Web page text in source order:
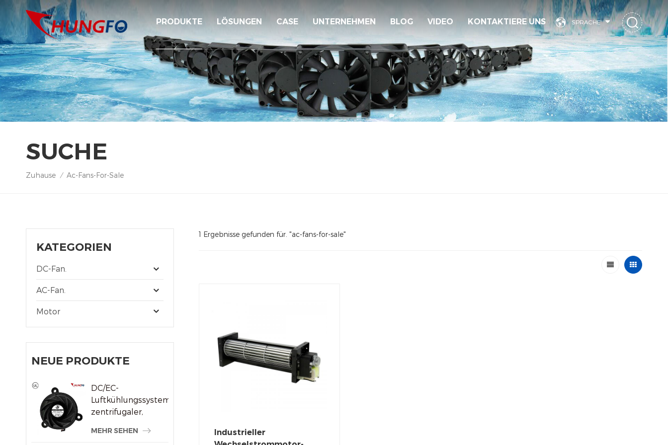
SPRACHE
PRODUKTE LÖSUNGEN CASE UNTERNEHMEN BLOG VIDEO KONTAKTIERE UNS
SUCHE
Zuhause / Ac-Fans-For-Sale
KATEGORIEN
DC-Fan.
AC-Fan.
Motor
NEUE PRODUKTE
DC/EC-
Luftkühlungssystem,
zentrifugaler,
Kühlerlüfter
MEHR SEHEN
1 Ergebnisse gefunden für. "ac-fans-for-sale"
Industrieller